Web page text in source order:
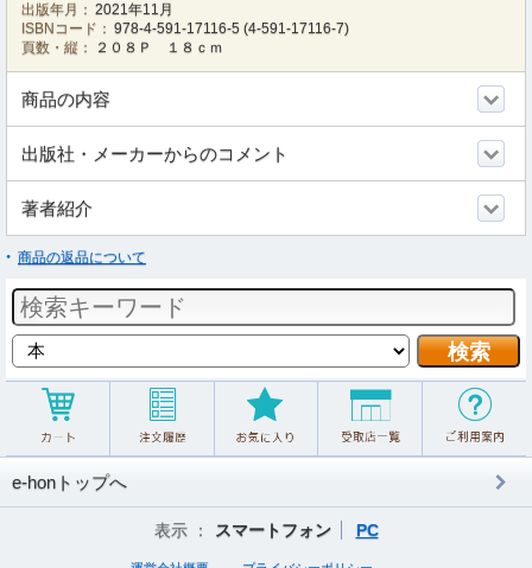
出版年月： 2021年11月
ISBNコード： 978-4-591-17116-5 (4-591-17116-7)
頁数・縦：
２０８Ｐ １８ｃｍ
商品の内容
出版社・メーカーからのコメント
著者紹介
商品の返品について
e-honトップへ
表示 ： スマートフォン PC